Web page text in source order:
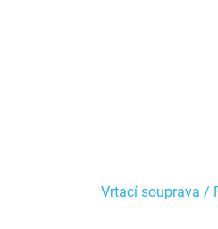
Vrtací souprava /